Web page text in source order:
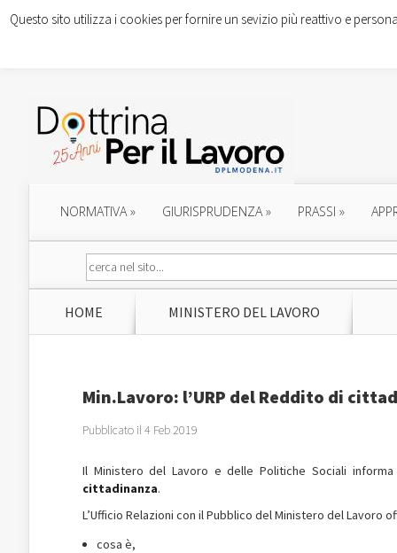
NORMATIVA» GIURISPRUDENZA» PRASSI »
HOME MINISTERO DEL LAVORO
Min.Lavoro: l’URP del Reddito di
Pubblicato il 4 Feb 2019
Il Ministero del Lavoro e delle Politiche Sociali
cittadinanza.
L’Ufficio Relazioni con il Pubblico del Ministero del Lavoro
cosa è,
Questo sito utilizza i cookies per fornire un sevizio più reattivo e